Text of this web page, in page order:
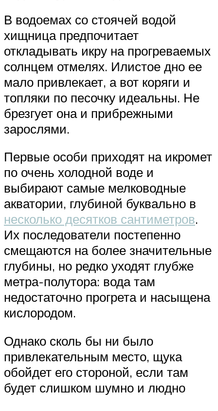
В водоемах со стоячей водой
хищница предпочитает
откладывать икру на прогреваемых
солнцем отмелях. Илистое дно ее
мало привлекает, а вот коряги и
топляки по песочку идеальны. Не
брезгует она и прибрежными
зарослями.
Первые особи приходят на икромет
по очень холодной воде и
выбирают самые мелководные
акватории, глубиной буквально в
несколько десятков сантиметров.
Их последователи постепенно
смещаются на более значительные
глубины, но редко уходят глубже
метра-полутора: вода там
недостаточно прогрета и насыщена
кислородом.
Однако сколь бы ни было
привлекательным место, щука
обойдет его стороной, если там
будет слишком шумно и людно